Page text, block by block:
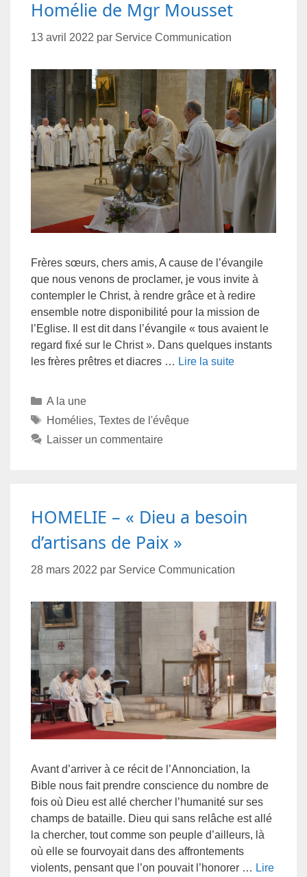
Homélie de Mgr Mousset
13 avril 2022 par Service Communication
Frères sœurs, chers amis, A cause de l’évangile
que nous venons de proclamer, je vous invite à
contempler le Christ, à rendre grâce et à redire
ensemble notre disponibilité pour la mission de
l’Eglise. Il est dit dans l’évangile « tous avaient le
regard fixé sur le Christ ». Dans quelques instants
les frères prêtres et diacres … Lire la suite
A la une
Homélies, Textes de l'évêque
Laisser un commentaire
HOMELIE – « Dieu a besoin
d’artisans de Paix »
28 mars 2022 par Service Communication
Avant d’arriver à ce récit de l’Annonciation, la
Bible nous fait prendre conscience du nombre de
fois où Dieu est allé chercher l’humanité sur ses
champs de bataille. Dieu qui sans relâche est allé
la chercher, tout comme son peuple d’ailleurs, là
où elle se fourvoyait dans des affrontements
violents, pensant que l’on pouvait l’honorer … Lire